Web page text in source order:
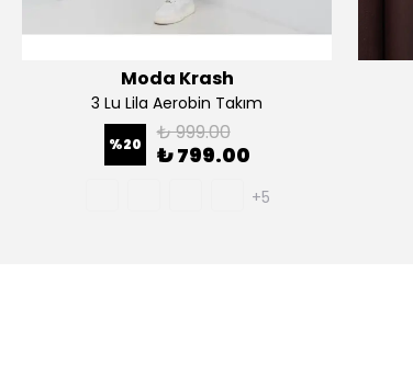
Moda Krash
3 Lu Lila Aerobin Takım
%20 ₺ 999.00
₺ 799.00
+5